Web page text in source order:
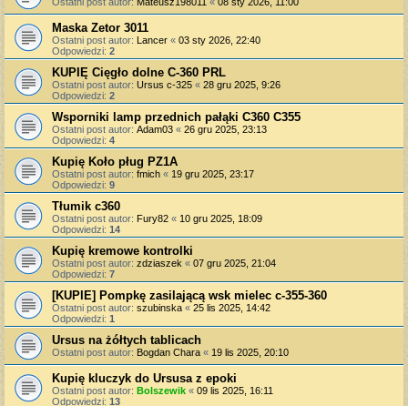
Maska Zetor 3011
Ostatni post autor: Lancer « 03 sty 2026, 22:40
Odpowiedzi: 2
KUPIĘ Cięgło dolne C-360 PRL
Ostatni post autor: Ursus c-325 « 28 gru 2025, 9:26
Odpowiedzi: 2
Wsporniki lamp przednich pałąki C360 C355
Ostatni post autor: Adam03 « 26 gru 2025, 23:13
Odpowiedzi: 4
Kupię Koło pług PZ1A
Ostatni post autor: fmich « 19 gru 2025, 23:17
Odpowiedzi: 9
Tłumik c360
Ostatni post autor: Fury82 « 10 gru 2025, 18:09
Odpowiedzi: 14
Kupię kremowe kontrolki
Ostatni post autor: zdziaszek « 07 gru 2025, 21:04
Odpowiedzi: 7
[KUPIE] Pompkę zasilającą wsk mielec c-355-360
Ostatni post autor: szubinska « 25 lis 2025, 14:42
Odpowiedzi: 1
Ursus na żółtych tablicach
Ostatni post autor: Bogdan Chara « 19 lis 2025, 20:10
Kupię kluczyk do Ursusa z epoki
Ostatni post autor: Bolszewik « 09 lis 2025, 16:11
Odpowiedzi: 13